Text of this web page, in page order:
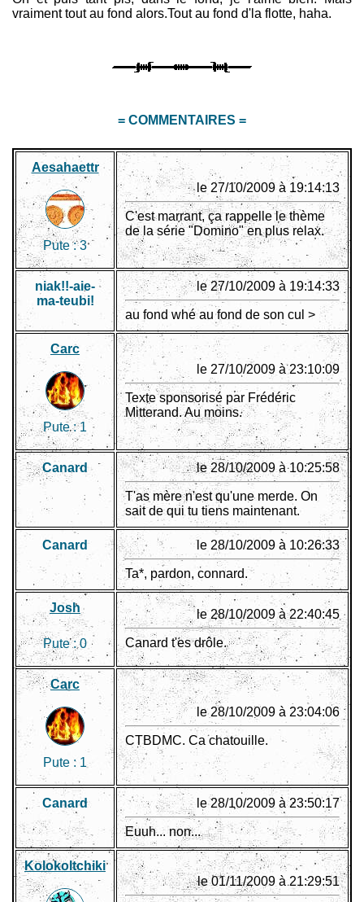
vraiment tout au fond alors.Tout au fond d'la flotte, haha.
= COMMENTAIRES =
Aesahaettr
Pute :3
le 27/10/2009 à 19:14:13
C'est marrant, ça rappelle le thème
de la série "Domino" en plus relax.
niak!!-aie-
ma-teubi!
le 27/10/2009 à 19:14:33
au fond whé au fond de son cul >
Carc
Pute :1
le 27/10/2009 à 23:10:09
Texte sponsorisé par Frédéric
Mitterand. Au moins.
Canard le 28/10/2009 à 10:25:58
T'as mère n'est qu'une merde. On
sait de qui tu tiens maintenant.
Canard le 28/10/2009 à 10:26:33
Ta*, pardon, connard.
Josh
Pute :0
le 28/10/2009 à 22:40:45
Canard t'es drôle.
Carc
Pute : 1
le 28/10/2009 à 23:04:06
CTBDMC. Ca chatouille.
Canard le 28/10/2009 à 23:50:17
Euuh... non...
Kolokoltchiki
le 01/11/2009 à 21:29:51